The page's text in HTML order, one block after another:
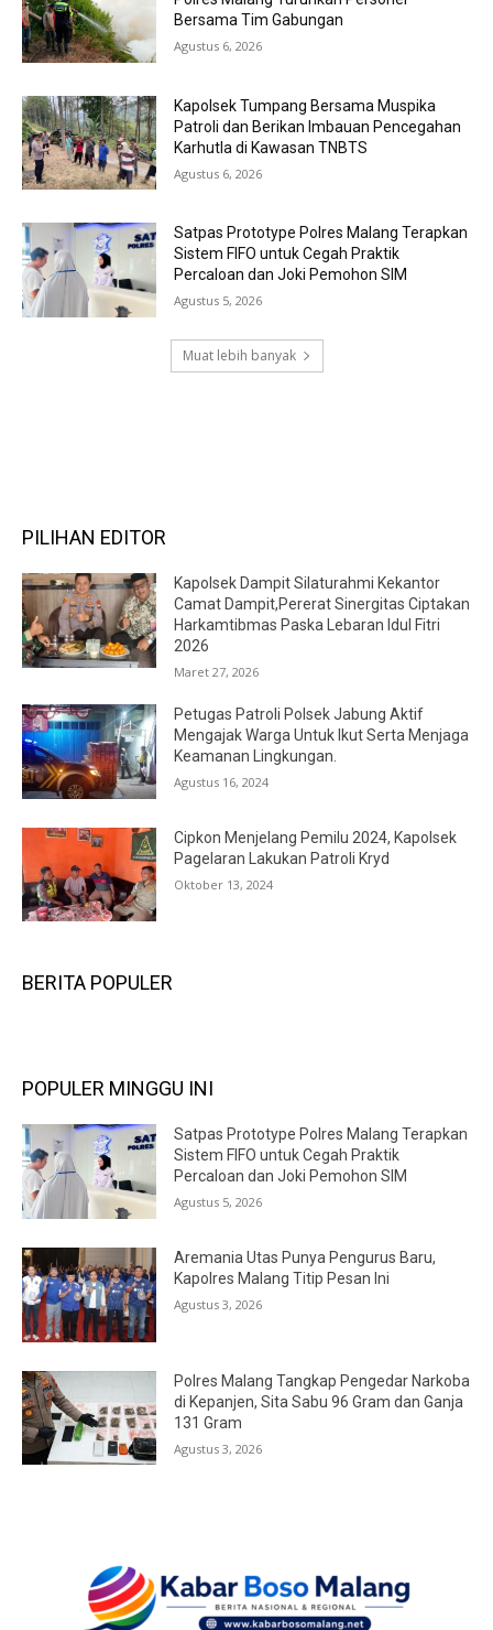
Bersama Tim Gabungan
Agustus 6, 2026
Kapolsek Tumpang Bersama Muspika
Patroli dan Berikan Imbauan Pencegahan
Karhutla di Kawasan TNBTS
Agustus 6, 2026
Satpas Prototype Polres Malang Terapkan
Sistem FIFO untuk Cegah Praktik
Percaloan dan Joki Pemohon SIM
Agustus 5, 2026
Muat lebih banyak
PILIHAN EDITOR
Kapolsek Dampit Silaturahmi Kekantor
Camat Dampit,Pererat Sinergitas Ciptakan
Harkamtibmas Paska Lebaran Idul Fitri
2026
Maret 27, 2026
Petugas Patroli Polsek Jabung Aktif
Mengajak Warga Untuk Ikut Serta Menjaga
Keamanan Lingkungan.
Agustus 16, 2024
Cipkon Menjelang Pemilu 2024, Kapolsek
Pagelaran Lakukan Patroli Kryd
Oktober 13, 2024
BERITA POPULER
POPULER MINGGU INI
Satpas Prototype Polres Malang Terapkan
Sistem FIFO untuk Cegah Praktik
Percaloan dan Joki Pemohon SIM
Agustus 5, 2026
Aremania Utas Punya Pengurus Baru,
Kapolres Malang Titip Pesan Ini
Agustus 3, 2026
Polres Malang Tangkap Pengedar Narkoba
di Kepanjen, Sita Sabu 96 Gram dan Ganja
131 Gram
Agustus 3, 2026